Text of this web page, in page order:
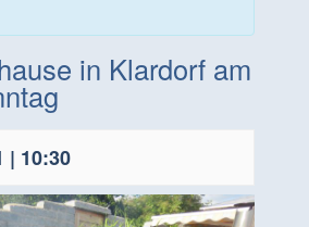
in Klardorf am
| 10:30